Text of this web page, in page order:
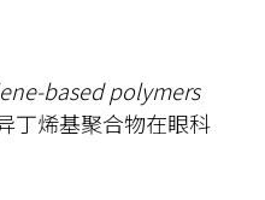
based polymers
丁烯基聚合物在眼科